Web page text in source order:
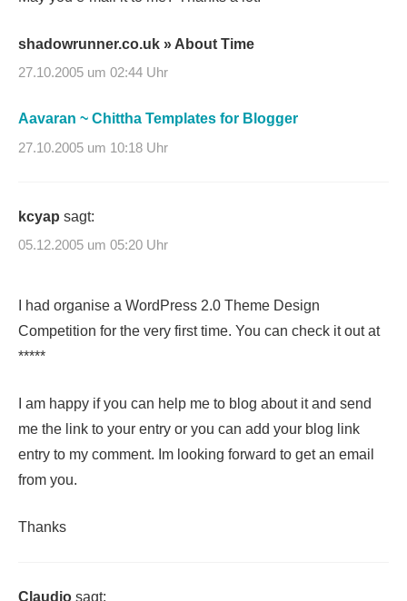
shadowrunner.co.uk » About Time
27.10.2005 um 02:44 Uhr
Aavaran ~ Chittha Templates for Blogger
27.10.2005 um 10:18 Uhr
kcyap sagt:
05.12.2005 um 05:20 Uhr
I had organise a WordPress 2.0 Theme Design
Competition for the very first time. You can check it out at
*****
I am happy if you can help me to blog about it and send
me the link to your entry or you can add your blog link
entry to my comment. Im looking forward to get an email
from you.
Thanks
Claudio sagt: